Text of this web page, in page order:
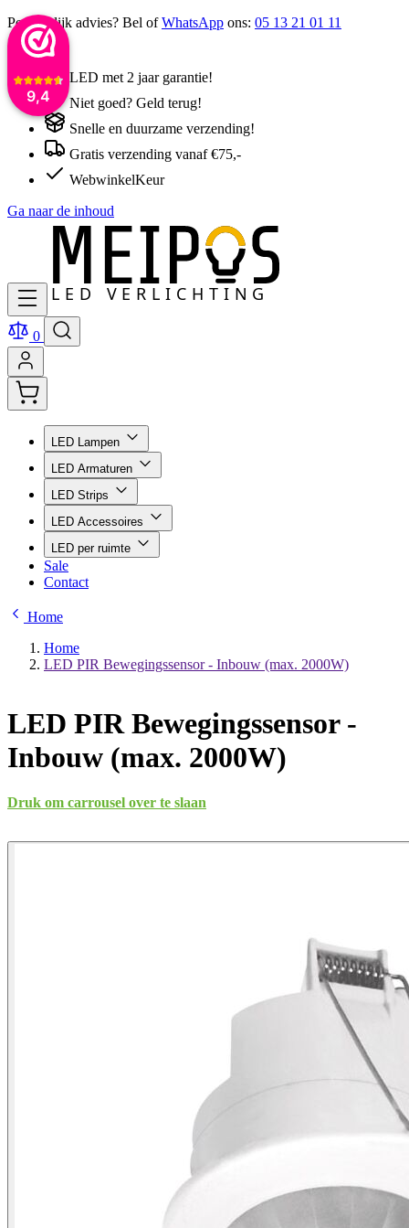
9,4
Persoonlijk advies? Bel ofWhatsApp ons: 05 13 21 01 11
LED met 2 jaar garantie!
Niet goed? Geld terug!
Snelle en duurzame verzending!
Gratis verzending vanaf €75,-
WebwinkelKeur
Ga naar de inhoud
0
LED Lampen
LED Armaturen
LED Strips
LED Accessoires
LED per ruimte
Sale
Contact
Home
Home
LED PIR Bewegingssensor - Inbouw (max. 2000W)
LED PIR Bewegingssensor -
Inbouw (max. 2000W)
Druk om carrousel over te slaan